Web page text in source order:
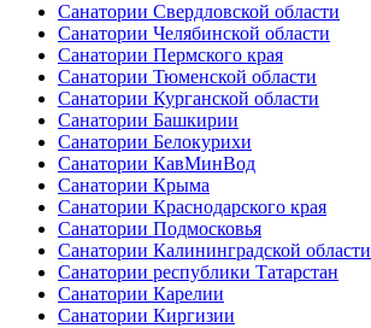
Санатории Свердловской области
Санатории Челябинской области
Санатории Пермского края
Санатории Тюменской области
Санатории Курганской области
Санатории Башкирии
Санатории Белокурихи
Санатории КавМинВод
Санатории Крыма
Санатории Краснодарского края
Санатории Подмосковья
Санатории Калининградской области
Санатории республики Татарстан
Санатории Карелии
Санатории Киргизии